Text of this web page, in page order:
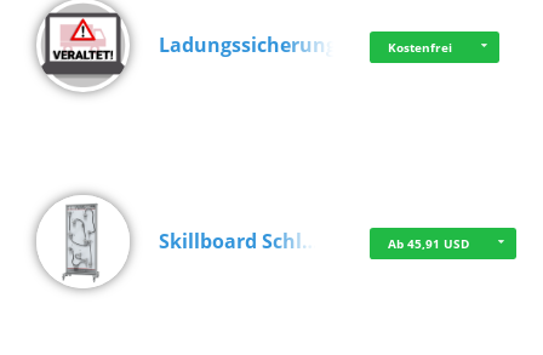
Ladungssicherung Kostenfrei
Skillboard Schl… Ab 45,91 USD